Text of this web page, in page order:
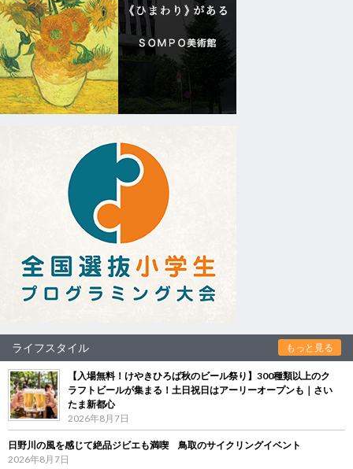
ライフスタイル もっと見る
【入場無料！けやきひろば秋のビール祭り】300種類以上のク
ラフトビールが集まる！土日祝日はアーリーオープンも｜さい
たま新都心
2026年8月7日
日野川の風を感じて絶品ジビエも満喫 鳥取のサイクリングイベント
2026年8月7日